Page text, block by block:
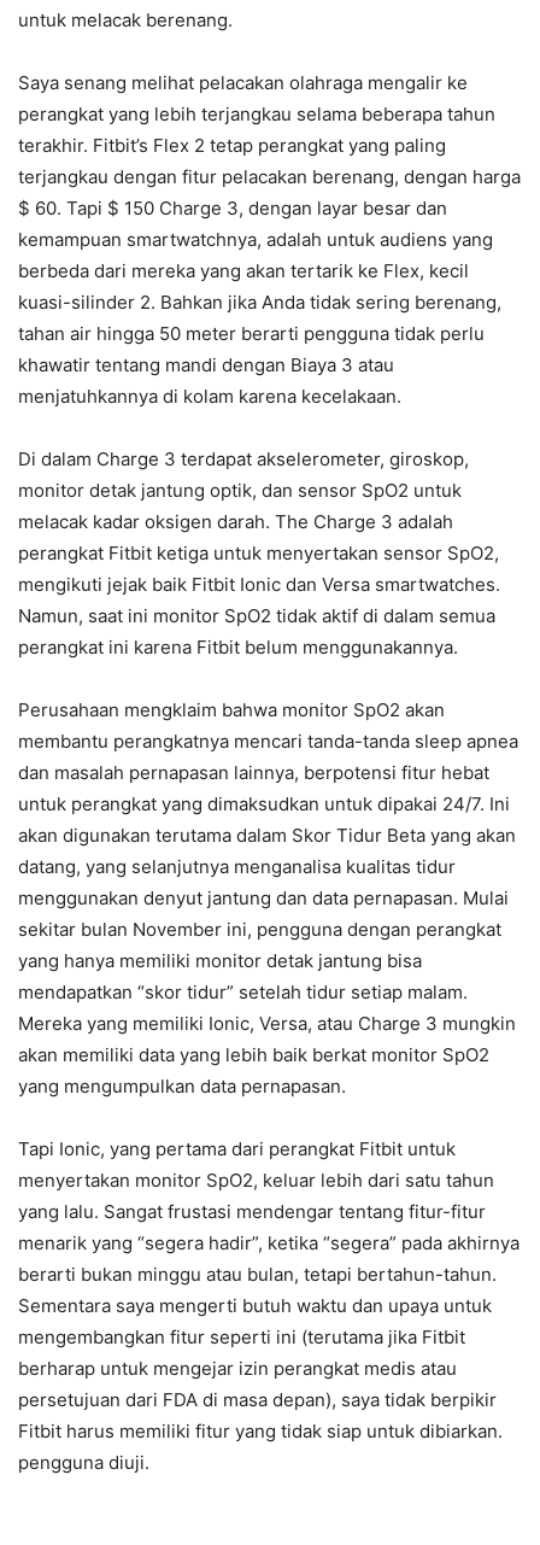
untuk melacak berenang.
Saya senang melihat pelacakan olahraga mengalir ke
perangkat yang lebih terjangkau selama beberapa tahun
terakhir. Fitbit’s Flex 2 tetap perangkat yang paling
terjangkau dengan fitur pelacakan berenang, dengan harga
$ 60. Tapi $ 150 Charge 3, dengan layar besar dan
kemampuan smartwatchnya, adalah untuk audiens yang
berbeda dari mereka yang akan tertarik ke Flex, kecil
kuasi-silinder 2. Bahkan jika Anda tidak sering berenang,
tahan air hingga 50 meter berarti pengguna tidak perlu
khawatir tentang mandi dengan Biaya 3 atau
menjatuhkannya di kolam karena kecelakaan.
Di dalam Charge 3 terdapat akselerometer, giroskop,
monitor detak jantung optik, dan sensor SpO2 untuk
melacak kadar oksigen darah. The Charge 3 adalah
perangkat Fitbit ketiga untuk menyertakan sensor SpO2,
mengikuti jejak baik Fitbit Ionic dan Versa smartwatches.
Namun, saat ini monitor SpO2 tidak aktif di dalam semua
perangkat ini karena Fitbit belum menggunakannya.
Perusahaan mengklaim bahwa monitor SpO2 akan
membantu perangkatnya mencari tanda-tanda sleep apnea
dan masalah pernapasan lainnya, berpotensi fitur hebat
untuk perangkat yang dimaksudkan untuk dipakai 24/7. Ini
akan digunakan terutama dalam Skor Tidur Beta yang akan
datang, yang selanjutnya menganalisa kualitas tidur
menggunakan denyut jantung dan data pernapasan. Mulai
sekitar bulan November ini, pengguna dengan perangkat
yang hanya memiliki monitor detak jantung bisa
mendapatkan “skor tidur” setelah tidur setiap malam.
Mereka yang memiliki Ionic, Versa, atau Charge 3 mungkin
akan memiliki data yang lebih baik berkat monitor SpO2
yang mengumpulkan data pernapasan.
Tapi Ionic, yang pertama dari perangkat Fitbit untuk
menyertakan monitor SpO2, keluar lebih dari satu tahun
yang lalu. Sangat frustasi mendengar tentang fitur-fitur
menarik yang “segera hadir”, ketika “segera” pada akhirnya
berarti bukan minggu atau bulan, tetapi bertahun-tahun.
Sementara saya mengerti butuh waktu dan upaya untuk
mengembangkan fitur seperti ini (terutama jika Fitbit
berharap untuk mengejar izin perangkat medis atau
persetujuan dari FDA di masa depan), saya tidak berpikir
Fitbit harus memiliki fitur yang tidak siap untuk dibiarkan.
pengguna diuji.